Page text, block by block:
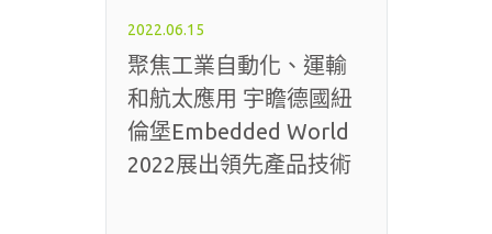
2022.06.15
聚焦工業自動化、運輸
和航太應用 宇瞻德國紐
倫堡Embedded World
2022展出領先產品技術